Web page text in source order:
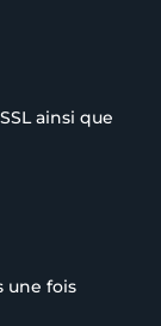
ainsi que
une fois